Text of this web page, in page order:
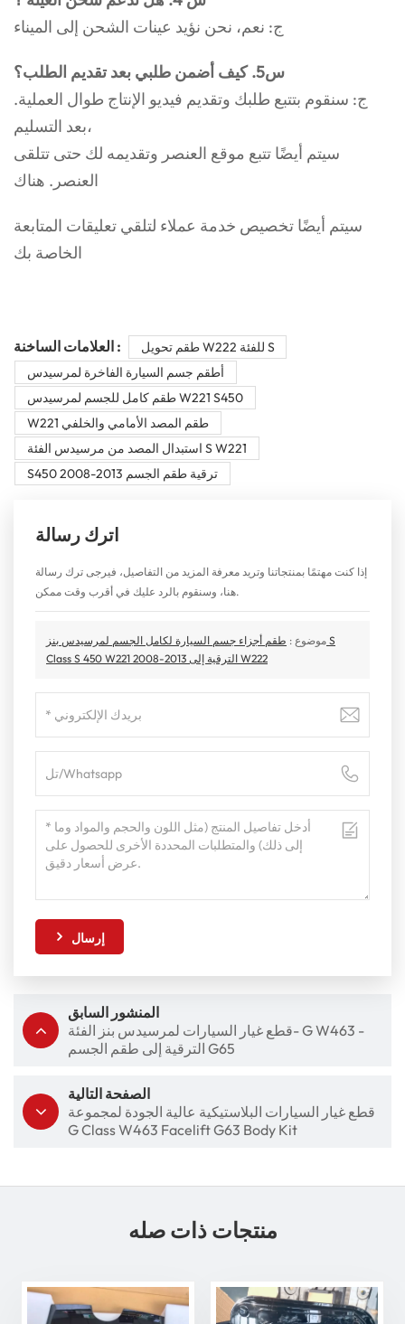
ج: نعم، نحن نؤيد عينات الشحن إلى الميناء
س5. كيف أضمن طلبي بعد تقديم الطلب؟
ج: سنقوم بتتبع طلبك وتقديم فيديو الإنتاج طوال العملية.
بعد التسليم،
سيتم أيضًا تتبع موقع العنصر وتقديمه لك حتى تتلقى
العنصر. هناك
سيتم أيضًا تخصيص خدمة عملاء لتلقي تعليقات المتابعة
الخاصة بك
العلامات الساخنة :
طقم تحويل W222 للفئة S
أطقم جسم السيارة الفاخرة لمرسيدس
طقم كامل للجسم لمرسيدس W221 S450
W221 طقم المصد الأمامي والخلفي
استبدال المصد من مرسيدس الفئة S W221
S450 2008-2013 ترقية طقم الجسم
اترك رسالة
إذا كنت مهتمًا بمنتجاتنا وتريد معرفة المزيد من التفاصيل، فيرجى ترك رسالة
هنا، وسنقوم بالرد عليك في أقرب وقت ممكن.
موضوع : طقم أجزاء جسم السيارة لكامل الجسم لمرسيدس بنز S
Class S 450 W221 2008-2013 الترقية إلى W222
إرسال
المنشور السابق
قطع غيار السيارات لمرسيدس بنز الفئة- G W463 -
الترقية إلى طقم الجسم G65
الصفحة التالية
قطع غيار السيارات البلاستيكية عالية الجودة لمجموعة
G Class W463 Facelift G63 Body Kit
منتجات ذات صله